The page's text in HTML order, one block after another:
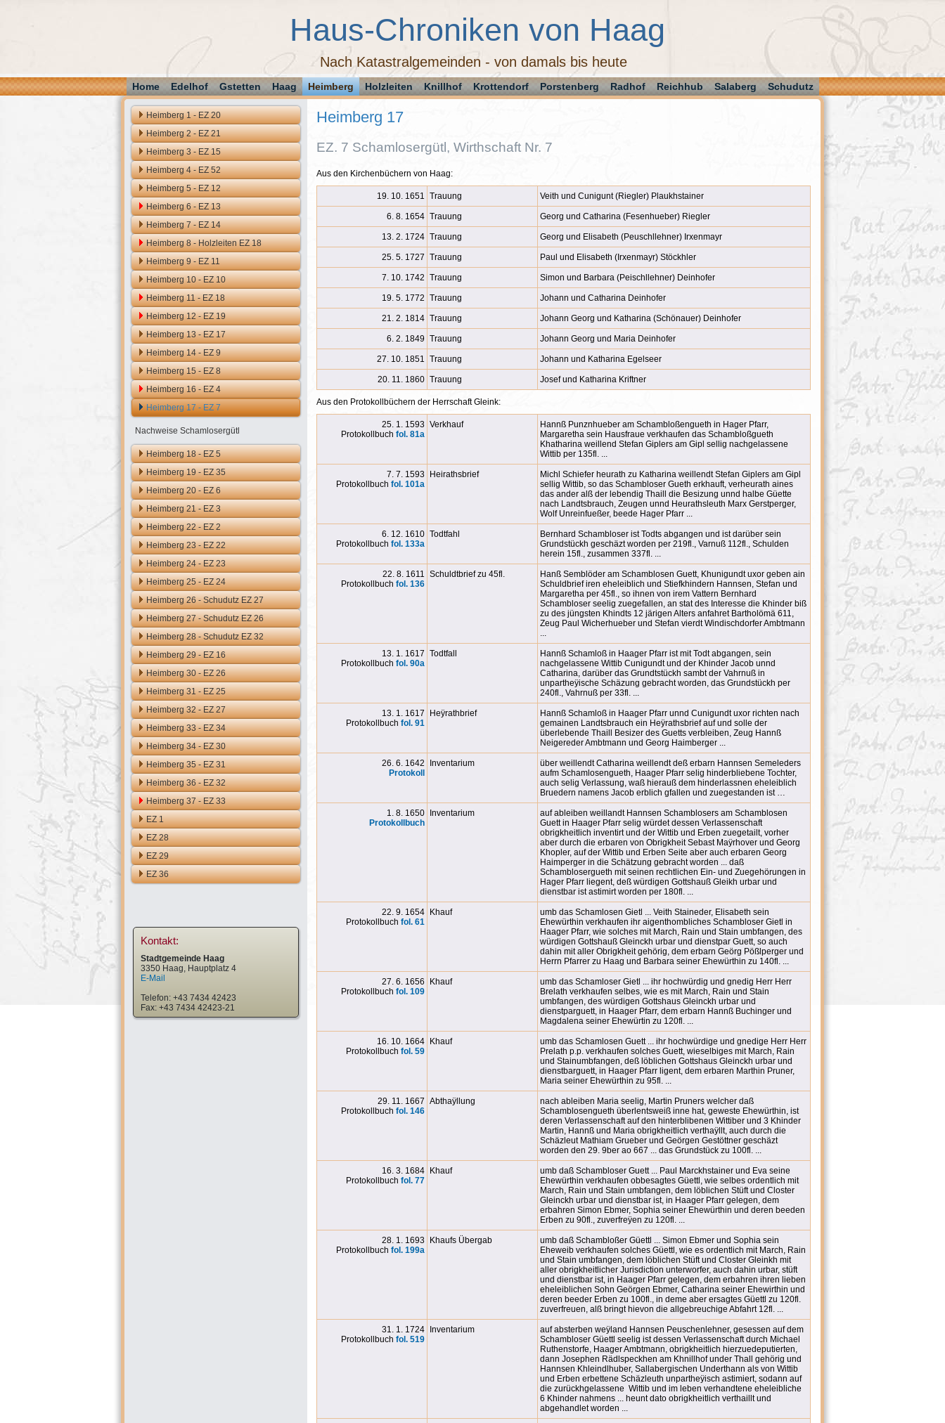
Haus-Chroniken von Haag
Nach Katastralgemeinden - von damals bis heute
Home Edelhof Gstetten Haag Heimberg Holzleiten Knillhof Krottendorf Porstenberg Radhof Reichhub Salaberg Schudutz
Heimberg 1 - EZ 20
Heimberg 2 - EZ 21
Heimberg 3 - EZ 15
Heimberg 4 - EZ 52
Heimberg 5 - EZ 12
Heimberg 6 - EZ 13
Heimberg 7 - EZ 14
Heimberg 8 - Holzleiten EZ 18
Heimberg 9 - EZ 11
Heimberg 10 - EZ 10
Heimberg 11 - EZ 18
Heimberg 12 - EZ 19
Heimberg 13 - EZ 17
Heimberg 14 - EZ 9
Heimberg 15 - EZ 8
Heimberg 16 - EZ 4
Heimberg 17 - EZ 7
Nachweise Schamlosergütl
Heimberg 18 - EZ 5
Heimberg 19 - EZ 35
Heimberg 20 - EZ 6
Heimberg 21 - EZ 3
Heimberg 22 - EZ 2
Heimberg 23 - EZ 22
Heimberg 24 - EZ 23
Heimberg 25 - EZ 24
Heimberg 26 - Schudutz EZ 27
Heimberg 27 - Schudutz EZ 26
Heimberg 28 - Schudutz EZ 32
Heimberg 29 - EZ 16
Heimberg 30 - EZ 26
Heimberg 31 - EZ 25
Heimberg 32 - EZ 27
Heimberg 33 - EZ 34
Heimberg 34 - EZ 30
Heimberg 35 - EZ 31
Heimberg 36 - EZ 32
Heimberg 37 - EZ 33
EZ 1
EZ 28
EZ 29
EZ 36
Kontakt:
Stadtgemeinde Haag
3350 Haag, Hauptplatz 4
E-Mail
Telefon: +43 7434 42423
Fax: +43 7434 42423-21
Heimberg 17
EZ. 7 Schamlosergütl, Wirthschaft Nr. 7
Aus den Kirchenbüchern von Haag:
19. 10. 1651 Trauung Veith und Cunigunt (Riegler) Plaukhstainer
6. 8. 1654 Trauung Georg und Catharina (Fesenhueber) Riegler
13. 2. 1724 Trauung Georg und Elisabeth (Peuschllehner) Irxenmayr
25. 5. 1727 Trauung Paul und Elisabeth (Irxenmayr) Stöckhler
7. 10. 1742 Trauung Simon und Barbara (Peischllehner) Deinhofer
19. 5. 1772 Trauung Johann und Catharina Deinhofer
21. 2. 1814 Trauung Johann Georg und Katharina (Schönauer) Deinhofer
6. 2. 1849 Trauung Johann Georg und Maria Deinhofer
27. 10. 1851 Trauung Johann und Katharina Egelseer
20. 11. 1860 Trauung Josef und Katharina Kriftner
Aus den Protokollbüchern der Herrschaft Gleink:
25. 1. 1593
Protokollbuch fol. 81a
Verkhauf
Hannß Punznhueber am Schambloßengueth in Hager Pfarr,
Margaretha sein Hausfraue verkhaufen das Schambloßgueth
Khatharina weillend Stefan Giplers am Gipl sellig nachgelassene
Wittib per 135fl. ...
7. 7. 1593
Protokollbuch fol. 101a
Heirathsbrief
Michl Schiefer heurath zu Katharina weillendt Stefan Giplers am Gipl
sellig Wittib, so das Schambloser Gueth erkhauft, verheurath aines
das ander alß der lebendig Thaill die Besizung unnd halbe Güette
nach Landtsbrauch, Zeugen unnd Heurathsleuth Marx Gerstperger,
Wolf Unreinfueßer, beede Hager Pfarr ...
6. 12. 1610
Protokollbuch fol. 133a
Todtfahl
Bernhard Schambloser ist Todts abgangen und ist darüber sein
Grundstückh geschäzt worden per 219fl., Varnuß 112fl., Schulden
herein 15fl., zusammen 337fl. ...
22. 8. 1611
Protokollbuch fol. 136
Schuldtbrief zu 45fl.
Hanß Semblöder am Schamblosen Guett, Khunigundt uxor geben ain
Schuldbrief iren eheleiblich und Stiefkhindern Hannsen, Stefan und
Margaretha per 45fl., so ihnen von irem Vattern Bernhard
Schambloser seelig zuegefallen, an stat des Interesse die Khinder biß
zu des jüngsten Khindts 12 järigen Alters anfahret Bartholömä 611,
Zeug Paul Wicherhueber und Stefan vierdt Windischdorfer Ambtmann
...
13. 1. 1617
Protokollbuch fol. 90a
Todtfall
Hannß Schamloß in Haager Pfarr ist mit Todt abgangen, sein
nachgelassene Wittib Cunigundt und der Khinder Jacob unnd
Catharina, darüber das Grundtstückh sambt der Vahrnuß in
unpartheÿische Schäzung gebracht worden, das Grundstückh per
240fl., Vahrnuß per 33fl. ...
13. 1. 1617
Protokollbuch fol. 91
Heÿrathbrief
Hannß Schamloß in Haager Pfarr unnd Cunigundt uxor richten nach
gemainen Landtsbrauch ein Heÿrathsbrief auf und solle der
überlebende Thaill Besizer des Guetts verbleiben, Zeug Hannß
Neigereder Ambtmann und Georg Haimberger ...
26. 6. 1642
Protokoll
Inventarium
über weillendt Catharina weillendt deß erbarn Hannsen Semeleders
aufm Schamlosengueth, Haager Pfarr selig hinderbliebene Tochter,
auch selig Verlassung, waß hierauß dem hinderlassnen eheleiblich
Bruedern namens Jacob erblich gfallen und zuegestanden ist …
1. 8. 1650
Protokollbuch
Inventarium
auf ableiben weillandt Hannsen Schamblosers am Schamblosen
Guett in Haager Pfarr selig würdet dessen Verlassenschaft
obrigkheitlich inventirt und der Wittib und Erben zuegetailt, vorher
aber durch die erbaren von Obrigkheit Sebast Maÿrhover und Georg
Khopler, auf der Wittib und Erben Seite aber auch erbaren Georg
Haimperger in die Schätzung gebracht worden ... daß
Schamblosergueth mit seinen rechtlichen Ein- und Zuegehörungen in
Hager Pfarr liegent, deß würdigen Gottshauß Gleikh urbar und
dienstbar ist astimirt worden per 180fl. ...
22. 9. 1654
Protokollbuch fol. 61
Khauf
umb das Schamlosen Gietl ... Veith Staineder, Elisabeth sein
Ehewürthin verkhaufen ihr aigenthombliches Schambloser Gietl in
Haager Pfarr, wie solches mit March, Rain und Stain umbfangen, des
würdigen Gottshauß Gleinckh urbar und dienstpar Guett, so auch
dahin mit aller Obrigkheit gehörig, dem erbarn Geörg Pößlperger und
Herrn Pfarrer zu Haag und Barbara seiner Ehewürthin zu 140fl. ...
27. 6. 1656
Protokollbuch fol. 109
Khauf
umb das Schamloser Gietl ... ihr hochwürdig und gnedig Herr Herr
Brelath verkhaufen selbes, wie es mit March, Rain und Stain
umbfangen, des würdigen Gottshaus Gleinckh urbar und
dienstparguett, in Haager Pfarr, dem erbarn Hannß Buchinger und
Magdalena seiner Ehewürtin zu 120fl. ...
16. 10. 1664
Protokollbuch fol. 59
Khauf
umb das Schamlosen Guett ... ihr hochwürdige und gnedige Herr Herr
Prelath p.p. verkhaufen solches Guett, wieselbiges mit March, Rain
und Stainumbfangen, deß löblichen Gottshaus Gleinckh urbar und
dienstbarguett, in Haager Pfarr ligent, dem erbaren Marthin Pruner,
Maria seiner Ehewürthin zu 95fl. ...
29. 11. 1667
Protokollbuch fol. 146
Abthaÿllung
nach ableiben Maria seelig, Martin Pruners welcher daß
Schamblosengueth überlentsweiß inne hat, geweste Ehewürthin, ist
deren Verlassenschaft auf den hinterblibenen Wittiber und 3 Khinder
Martin, Hannß und Maria obrigkheitlich verthaÿllt, auch durch die
Schäzleut Mathiam Grueber und Geörgen Gestöttner geschäzt
worden den 29. 9ber ao 667 ... das Grundstück zu 100fl. ...
16. 3. 1684
Protokollbuch fol. 77
Khauf
umb daß Schambloser Guett ... Paul Marckhstainer und Eva seine
Ehewürthin verkhaufen obbesagtes Güettl, wie selbes ordentlich mit
March, Rain und Stain umbfangen, dem löblichen Stüft und Closter
Gleinckh urbar und dienstbar ist, in Haager Pfarr gelegen, dem
erbahren Simon Ebmer, Sophia seiner Ehewürthin und deren beeden
Erben zu 90fl., zuverfreÿen zu 120fl. ...
28. 1. 1693
Protokollbuch fol. 199a
Khaufs Übergab
umb daß Schambloßer Güettl ... Simon Ebmer und Sophia sein
Eheweib verkhaufen solches Güettl, wie es ordentlich mit March, Rain
und Stain umbfangen, dem löblichen Stüft und Closter Gleinkh mit
aller obrigkheitlicher Jurisdiction unterworfer, auch dahin urbar, stüft
und dienstbar ist, in Haager Pfarr gelegen, dem erbahren ihren lieben
eheleiblichen Sohn Geörgen Ebmer, Catharina seiner Ehewirthin und
deren beeder Erben zu 100fl., in deme aber ersagtes Güettl zu 120fl.
zuverfreuen, alß bringt hievon die allgebreuchige Abfahrt 12fl. ...
31. 1. 1724
Protokollbuch fol. 519
Inventarium
auf absterben weÿland Hannsen Peuschenlehner, gesessen auf dem
Schambloser Güettl seelig ist dessen Verlassenschaft durch Michael
Ruthenstorfe, Haager Ambtmann, obrigkheitlich hierzuedeputierten,
dann Josephen Rädlspeckhen am Khnillhof under Thall gehörig und
Hannsen Khleindlhuber, Sallabergischen Underthann als von Wittib
und Erben erbettene Schäzleuth unpartheÿisch astimiert, sodann auf
die zurückhgelassene Wittib und im leben verhandtene eheleibliche
6 Khinder nahmens ... heunt dato obrigkheitlich verthaillt und
abgehandlet worden ...